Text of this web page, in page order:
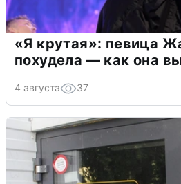
«Я крутая»: певица
похудела — как она
4 августа 37